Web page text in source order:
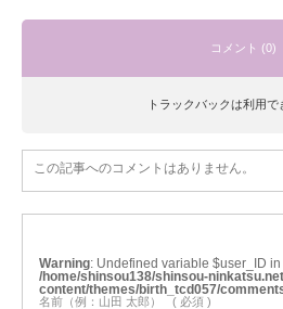
コメント (0)
トラックバックは利用で
この記事へのコメントはありません。
Warning : Undefined variable $user_ID in
/home/shinsou138/shinsou-
content/themes/birth_tcd057/
名前（例：山田 太郎） ( 必須 )